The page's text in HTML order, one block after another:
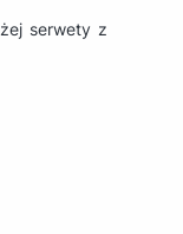
serwety z